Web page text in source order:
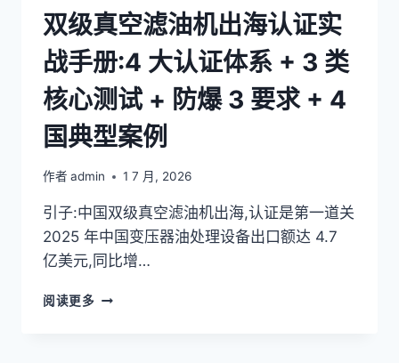
化
+
3
类
标
准
+
GB/T
24001
排
路
径
指
双级真空滤油机出海认证实
战手册:4 大认证体系 + 3 类
核心测试 + 防爆 3 要求 + 4
国典型案例
作者 admin 1 7 月, 2026
引子:中国双级真空滤油机出海,认证是第一道关
2025 年中国变压器油处理设备出口额达 4.7
亿美元,同比增…
阅读更多